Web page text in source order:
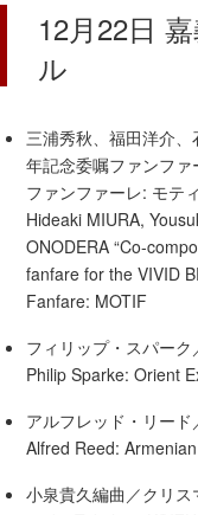
12月22日
ル
三浦秀秋、福田洋介
年記念委嘱ファンファ
ファンファーレ: モテ
Hideaki MIURA,
ONODERA “Co-
fanfare for the VIVID
Fanfare: MOTIF
フィリップ・スパー
Philip Sparke: Orient
アルフレッド・リー
Alfred Reed:
小泉貴久編曲／クリ